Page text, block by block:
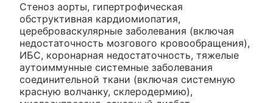
Стеноз аорты, гипертрофическая
обструктивная кардиомиопатия,
цереброваскулярные заболевания (включая
недостаточность мозгового кровообращения),
ИБС, коронарная недостаточность, тяжелые
аутоиммунные системные заболевания
соединительной ткани (включая системную
красную волчанку, склеродермию),